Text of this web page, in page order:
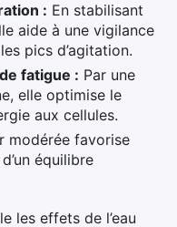
: En stabilisant
aide à une vigilance
pics d’agitation.
fatigue : Par une
elle optimise le
aux cellules.
modérée favorise
équilibre
les effets de l’eau